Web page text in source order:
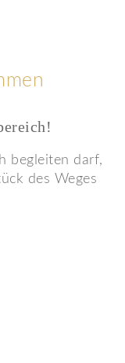
begleiten darf,
des Weges